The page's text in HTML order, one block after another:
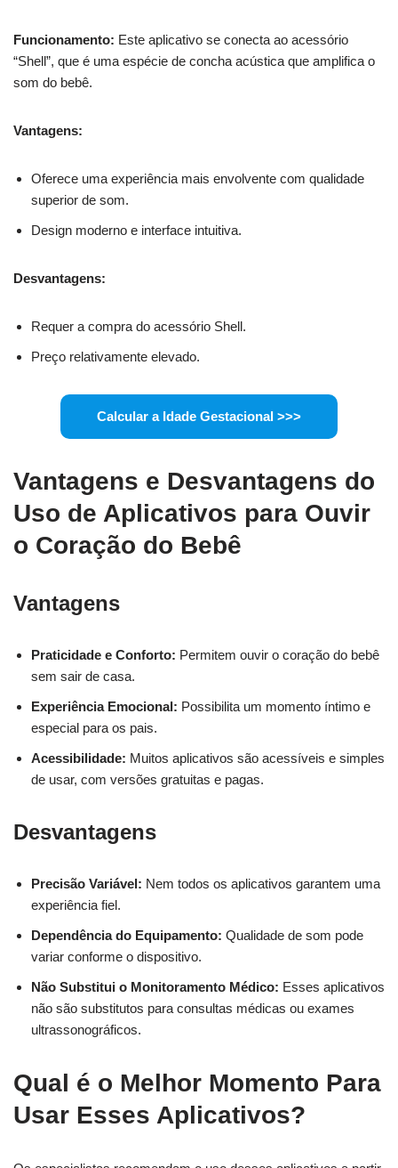
Funcionamento: Este aplicativo se conecta ao acessório
“Shell”, que é uma espécie de concha acústica que amplifica o
som do bebê.
Vantagens:
Oferece uma experiência mais envolvente com qualidade
superior de som.
Design moderno e interface intuitiva.
Desvantagens:
Requer a compra do acessório Shell.
Preço relativamente elevado.
Calcular a Idade Gestacional >>>
Vantagens e Desvantagens do
Uso de Aplicativos para Ouvir
o Coração do Bebê
Vantagens
Praticidade e Conforto: Permitem ouvir o coração do bebê
sem sair de casa.
Experiência Emocional: Possibilita um momento íntimo e
especial para os pais.
Acessibilidade: Muitos aplicativos são acessíveis e simples
de usar, com versões gratuitas e pagas.
Desvantagens
Precisão Variável: Nem todos os aplicativos garantem uma
experiência fiel.
Dependência do Equipamento: Qualidade de som pode
variar conforme o dispositivo.
Não Substitui o Monitoramento Médico: Esses aplicativos
não são substitutos para consultas médicas ou exames
ultrassonográficos.
Qual é o Melhor Momento Para
Usar Esses Aplicativos?